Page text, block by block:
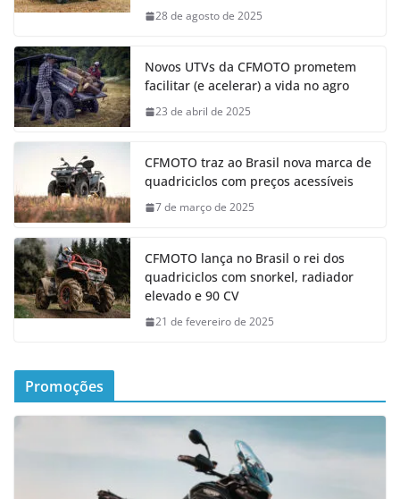
28 de agosto de 2025
Novos UTVs da CFMOTO prometem
facilitar (e acelerar) a vida no agro
23 de abril de 2025
CFMOTO traz ao Brasil nova marca de
quadriciclos com preços acessíveis
7 de março de 2025
CFMOTO lança no Brasil o rei dos
quadriciclos com snorkel, radiador
elevado e 90 CV
21 de fevereiro de 2025
Promoções